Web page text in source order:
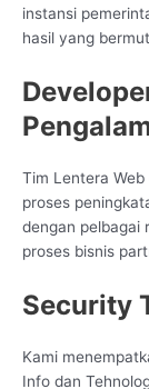
instansi
hasil yang
Tim Lentera
proses
dengan pelbagai
proses bisnis
Security
Kami
Info dan